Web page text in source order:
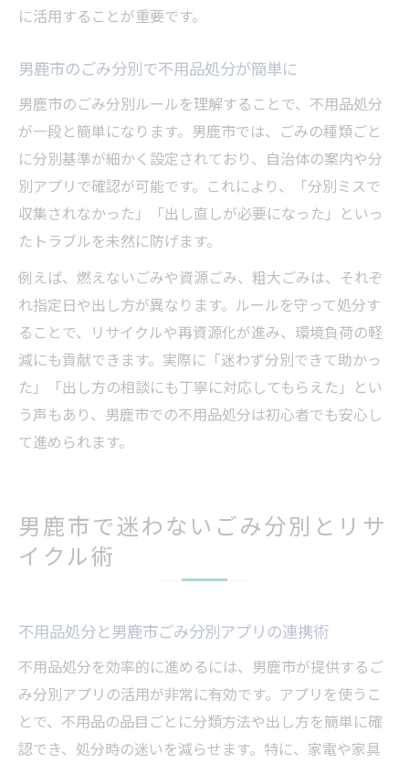
に活用することが重要です。
男鹿市のごみ分別で不用品処分が簡単に
男鹿市のごみ分別ルールを理解することで、不用品処分
が一段と簡単になります。男鹿市では、ごみの種類ごと
に分別基準が細かく設定されており、自治体の案内や分
別アプリで確認が可能です。これにより、「分別ミスで
収集されなかった」「出し直しが必要になった」といっ
たトラブルを未然に防げます。
例えば、燃えないごみや資源ごみ、粗大ごみは、それぞ
れ指定日や出し方が異なります。ルールを守って処分す
ることで、リサイクルや再資源化が進み、環境負荷の軽
減にも貢献できます。実際に「迷わず分別できて助かっ
た」「出し方の相談にも丁寧に対応してもらえた」とい
う声もあり、男鹿市での不用品処分は初心者でも安心し
て進められます。
男鹿市で迷わないごみ分別とリサ
イクル術
不用品処分と男鹿市ごみ分別アプリの連携術
不用品処分を効率的に進めるには、男鹿市が提供するご
み分別アプリの活用が非常に有効です。アプリを使うこ
とで、不用品の品目ごとに分類方法や出し方を簡単に確
認でき、処分時の迷いを減らせます。特に、家電や家具